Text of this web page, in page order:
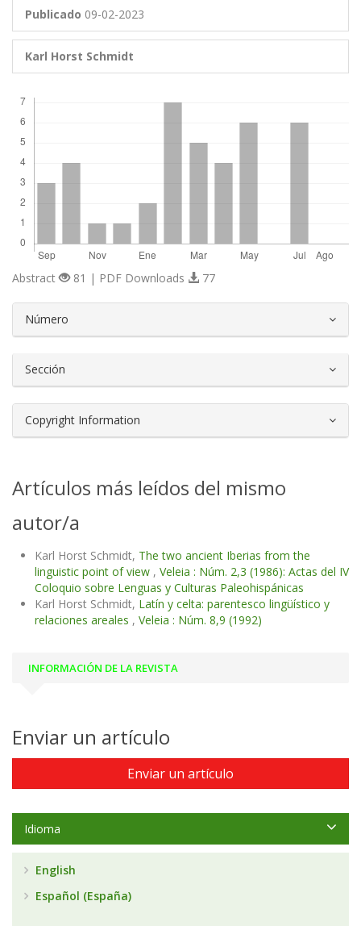
Publicado 09-02-2023
Karl Horst Schmidt
Abstract 81 | PDF Downloads 77
Número
Sección
Copyright Information
Artículos más leídos del mismo
autor/a
Karl Horst Schmidt, The two ancient Iberias from the
linguistic point of view , Veleia : Núm. 2,3 (1986): Actas del IV
Coloquio sobre Lenguas y Culturas Paleohispánicas
Karl Horst Schmidt, Latín y celta: parentesco lingüístico y
relaciones areales , Veleia : Núm. 8,9 (1992)
INFORMACIÓN DE LA REVISTA
Enviar un artículo
Enviar un artículo
Idioma
English
Español (España)